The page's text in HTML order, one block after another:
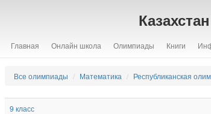
Главная Онлайн школа Олимпиады Книги
Все олимпиады Математика Республиканская
9 класс